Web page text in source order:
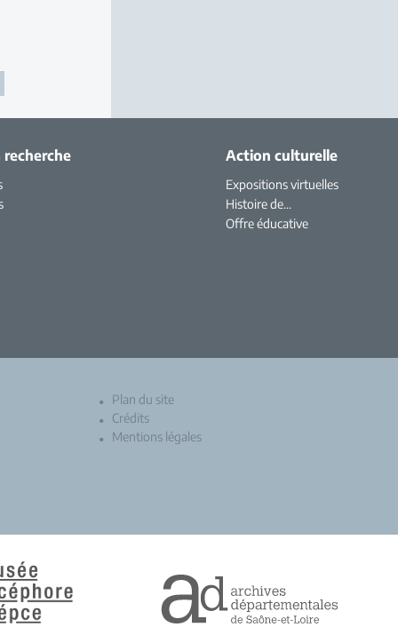
recherche Action culturelle
Expositions virtuelles
Histoire de...
Offre éducative
Plan du site
Crédits
Mentions légales